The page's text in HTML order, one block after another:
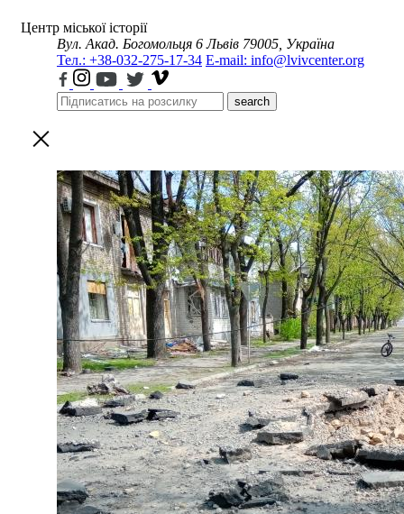
Центр міської історії
Вул. Акад. Богомольця 6 Львів 79005, Україна
Тел.: +38-032-275-17-34 E-mail: info@lvivcenter.org
search